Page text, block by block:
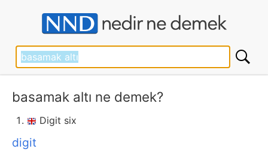
basamak altı ne demek?
Digit six
digit